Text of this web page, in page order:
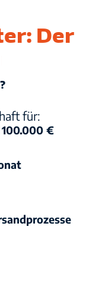
Der
für:
€